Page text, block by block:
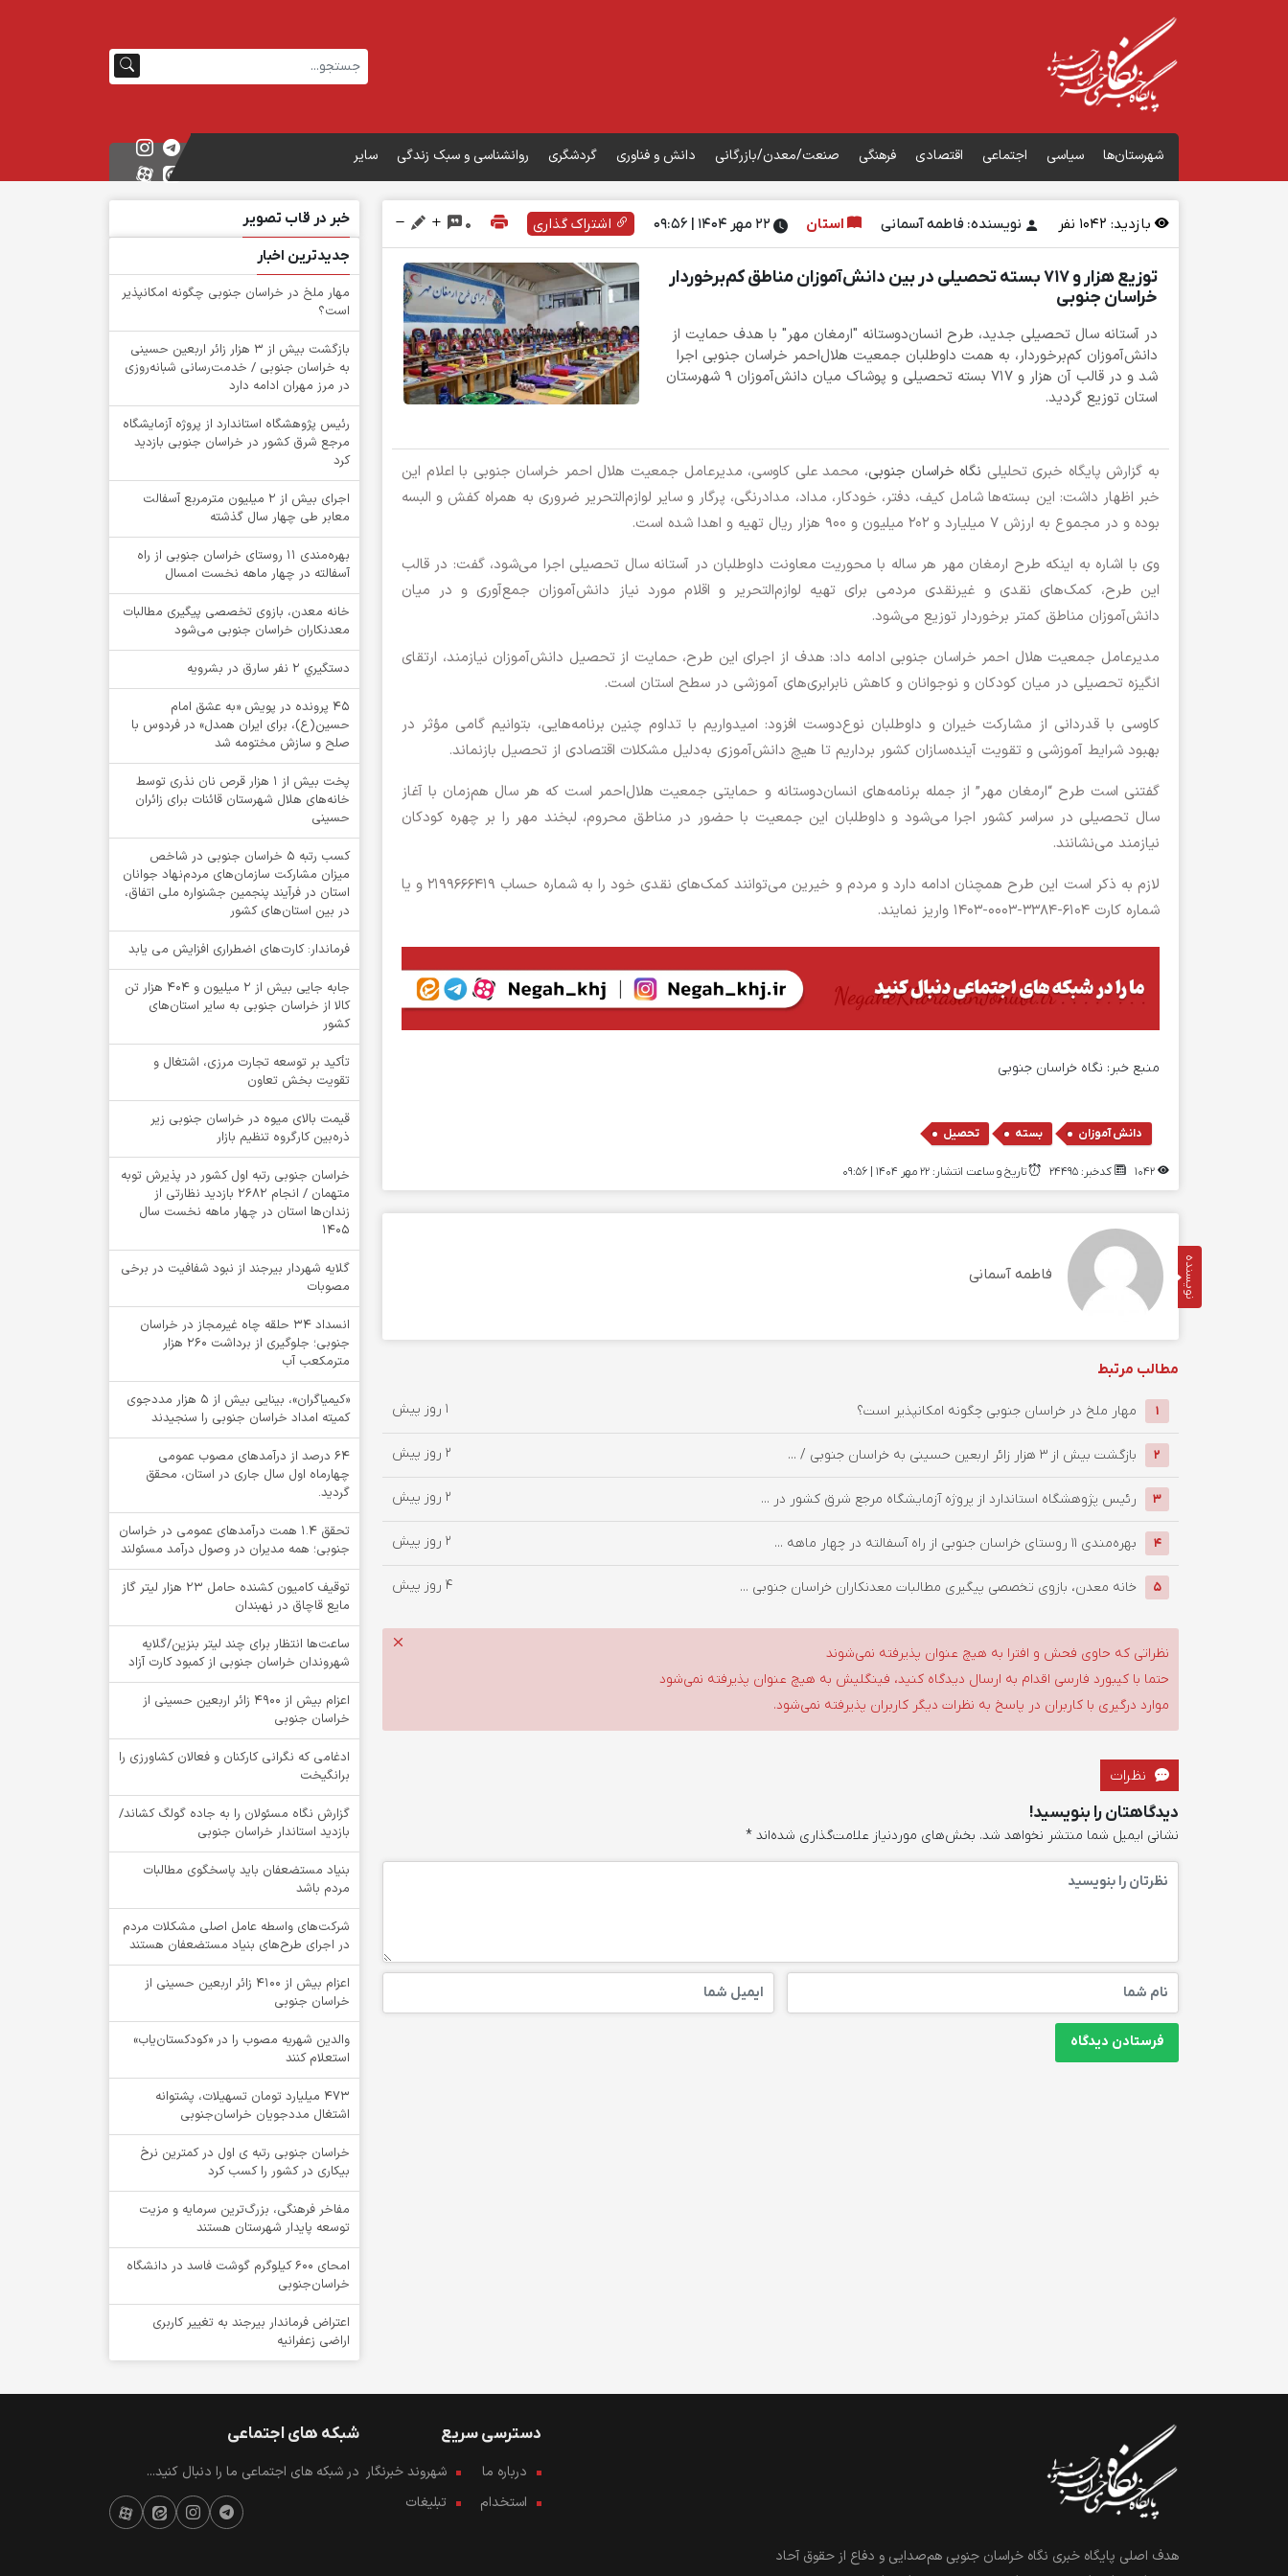
شهرستان‌ها سیاسی اجتماعی اقتصادی فرهنگی صنعت/معدن/بازرگانی دانش و فناوری گردشگری روانشناسی و سبک زندگی سایر
بازدید: نفر نویسنده: فاطمه آسمانی استان اشتراک گذاری 0
توزیع هزار و ۷۱۷ بسته تحصیلی در بین دانش‌آموزان مناطق کم‌برخوردار
خراسان جنوبی
در آستانه سال تحصیلی جدید، طرح انسان‌دوستانه "ارمغان مهر" با هدف حمایت از
دانش‌آموزان کم‌برخوردار، به همت داوطلبان جمعیت هلال‌احمر خراسان جنوبی اجرا
شد و در قالب آن هزار و ۷۱۷ بسته تحصیلی و پوشاک میان دانش‌آموزان ۹ شهرستان
استان توزیع گردید.
به گزارش پایگاه خبری تحلیلی نگاه خراسان جنوبی، محمد علی کاوسی، مدیرعامل جمعیت هلال احمر خراسان جنوبی با اعلام این
خبر اظهار داشت: این بسته‌ها شامل کیف، دفتر، خودکار، مداد، مدادرنگی، پرگار و سایر لوازم‌التحریر ضروری به همراه کفش و البسه
بوده و در مجموع به ارزش ۷ میلیارد و ۲۰۲ میلیون و ۹۰۰ هزار ریال تهیه و اهدا شده است.
وی با اشاره به اینکه طرح ارمغان مهر هر ساله با محوریت معاونت داوطلبان در آستانه سال تحصیلی اجرا می‌شود، گفت: در قالب
این طرح، کمک‌های نقدی و غیرنقدی مردمی برای تهیه لوازم‌التحریر و اقلام مورد نیاز دانش‌آموزان جمع‌آوری و در میان
دانش‌آموزان مناطق کمتر برخوردار توزیع می‌شود.
مدیرعامل جمعیت هلال احمر خراسان جنوبی ادامه داد: هدف از اجرای این طرح، حمایت از تحصیل دانش‌آموزان نیازمند، ارتقای
انگیزه تحصیلی در میان کودکان و نوجوانان و کاهش نابرابری‌های آموزشی در سطح استان است.
کاوسی با قدردانی از مشارکت خیران و داوطلبان نوع‌دوست افزود: امیدواریم با تداوم چنین برنامه‌هایی، بتوانیم گامی مؤثر در
بهبود شرایط آموزشی و تقویت آینده‌سازان کشور برداریم تا هیچ دانش‌آموزی به‌دلیل مشکلات اقتصادی از تحصیل بازنماند.
گفتنی است طرح “ارمغان مهر” از جمله برنامه‌های انسان‌دوستانه و حمایتی جمعیت هلال‌احمر است که هر سال هم‌زمان با آغاز
سال تحصیلی در سراسر کشور اجرا می‌شود و داوطلبان این جمعیت با حضور در مناطق محروم، لبخند مهر را بر چهره کودکان
نیازمند می‌نشانند.
لازم به ذکر است این طرح همچنان ادامه دارد و مردم و خیرین می‌توانند کمک‌های نقدی خود را به شماره حساب ۲۱۹۹۶۶۶۴۱۹ و یا
شماره کارت ۶۱۰۴-۳۳۸۴-۰۰۰۳-۱۴۰۳ واریز نمایند.
منبع خبر: نگاه خراسان جنوبی
دانش آموزان , بسته , تحصیل
کدخبر: 24495 تاریخ و ساعت انتشار: ۲۲ مهر ۱۴۰۴ | 09:56
نویسنده فاطمه آسمانی
مطالب مرتبط
1 ‌مهار ملخ در خراسان جنوبی چگونه امکانپذیر است؟ 1 روز پیش
2 بازگشت بیش از ۳ هزار زائر اربعین حسینی به خراسان جنوبی / ... 2 روز پیش
3 رئیس پژوهشگاه استاندارد از پروژه آزمایشگاه مرجع شرق کشور در ... 2 روز پیش
4 بهره‌مندی ۱۱ روستای خراسان جنوبی از راه آسفالته در چهار ماهه ... 2 روز پیش
5 خانه معدن، بازوی تخصصی پیگیری مطالبات معدنکاران خراسان جنوبی ... 4 روز پیش
نظراتی که حاوی فحش و افترا به هیچ عنوان پذیرفته نمی‌شوند
حتما با کیبورد فارسی اقدام به ارسال دیدگاه کنید، فینگلیش به هیچ عنوان پذیرفته نمی‌شود
موارد درگیری با کاربران در پاسخ به نظرات دیگر کاربران پذیرفته نمی‌شود.
نظرات
دیدگاهتان را بنویسید!
نشانی ایمیل شما منتشر نخواهد شد. بخش‌های موردنیاز علامت‌گذاری شده‌اند *
خبر در قاب تصویر
جدیدترین اخبار
‌مهار ملخ در خراسان جنوبی چگونه امکانپذیر
است؟
بازگشت بیش از ۳ هزار زائر اربعین حسینی
به خراسان جنوبی / خدمت‌رسانی شبانه‌روزی
در مرز مهران ادامه دارد
رئیس پژوهشگاه استاندارد از پروژه آزمایشگاه
مرجع شرق کشور در خراسان جنوبی بازدید
کرد
اجرای بیش از ۲ میلیون مترمربع آسفالت
معابر طی چهار سال گذشته
بهره‌مندی ۱۱ روستای خراسان جنوبی از راه
آسفالته در چهار ماهه نخست امسال
خانه معدن، بازوی تخصصی پیگیری مطالبات
معدنکاران خراسان جنوبی می‌شود
دستگيري 2 نفر سارق در بشرويه
۴۵ پرونده در پویش «به عشق امام
حسین(ع)، برای ایران همدل» در فردوس با
صلح و سازش مختومه شد
پخت بیش از 1 هزار قرص نان نذری توسط
خانه‌های هلال شهرستان قائنات برای زائران
حسینی
کسب رتبه ۵ خراسان جنوبی در شاخص
میزان مشارکت سازمان‌های مردم‌نهاد جوانان
استان در فرآیند پنجمین جشنواره ملی اتفاق،
در بین استان‌های کشور
فرماندار: کارت‌های اضطراری افزایش می یابد
جابه جایی بیش از 2 میلیون و 404 هزار تن
کالا از خراسان جنوبی به سایر استان‌های
کشور
تأکید بر توسعه تجارت مرزی، اشتغال و
تقویت بخش تعاون
قیمت بالای میوه در خراسان جنوبی زیر
ذره‌بین کارگروه تنظیم بازار
خراسان جنوبی رتبه اول کشور در پذیرش توبه
متهمان / انجام ۲۶۸۲ بازدید نظارتی از
زندان‌ها استان در چهار ماهه نخست سال
1405
گلایه شهردار بیرجند از نبود شفافیت در برخی
مصوبات
انسداد ۳۴ حلقه چاه غیرمجاز در خراسان
جنوبی؛ جلوگیری از برداشت ۲۶۰ هزار
مترمکعب آب
«کیمیاگران»، بینایی بیش از ۵ هزار مددجوی
کمیته امداد خراسان جنوبی را سنجیدند
64 درصد از درآمدهای مصوب عمومی
چهارماه اول سال جاری در استان، محقق
گردید.
تحقق ۱.۴ همت درآمدهای عمومی در خراسان
جنوبی؛ همه مدیران در وصول درآمد مسئولند
توقيف کامیون کشنده حامل 23 هزار لیتر گاز
مایع قاچاق در نهبندان
ساعت‌ها انتظار برای چند لیتر بنزین/گلایه
شهروندان خراسان جنوبی از کمبود کارت آزاد
اعزام بیش از 4900 زائر اربعین حسینی از
خراسان جنوبی
ادغامی که نگرانی کارکنان و فعالان کشاورزی را
برانگیخت
گزارش نگاه مسئولان را به جاده گولگ کشاند/
بازدید استاندار خراسان جنوبی
بنیاد مستضعفان باید پاسخگوی مطالبات
مردم باشد
شرکت‌های واسطه عامل اصلی مشکلات مردم
در اجرای طرح‌های بنیاد مستضعفان هستند
اعزام بیش از 4100 زائر اربعین حسینی از
خراسان جنوبی
والدین شهریه مصوب را در «کودکستان‌یاب»
استعلام کنند
۴۷۳ میلیارد تومان تسهیلات، پشتوانه
اشتغال مددجویان خراسان‌جنوبی
خراسان جنوبی رتبه ی اول در کمترین نرخ
بیکاری در کشور را کسب کرد
مفاخر فرهنگی، بزرگ‌ترین سرمایه و مزیت
توسعه پایدار شهرستان هستند
امحای ۶۰۰ کیلوگرم گوشت فاسد در دانشگاه
خراسان‌جنوبی
اعتراض فرماندار بیرجند به تغییر کاربری
اراضی زعفرانیه
هدف اصلی پایگاه خبری نگاه خراسان جنوبی هم‌صدایی و دفاع از حقوق آحاد
دسترسی سریع
درباره ما
شهروند خبرنگار
استخدام
تبلیغات
شبکه های اجتماعی
در شبکه های اجتماعی ما را دنبال کنید...